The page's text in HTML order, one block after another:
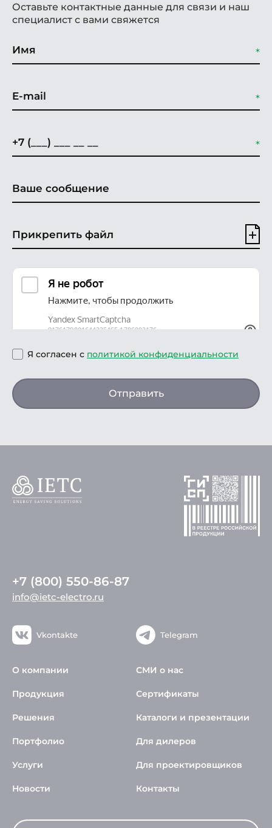
Оставьте контактные данные для связи и наш
специалист с вами свяжется
Прикрепить файл
Я согласен с политикой конфиденциальности
Отправить
+7 (800) 550-86-87
info@ietc-electro.ru
Vkontakte Telegram
О компании
Продукция
Решения
Портфолио
Услуги
Новости
СМИ о нас
Сертификаты
Каталоги и презентации
Для дилеров
Для проектировщиков
Контакты